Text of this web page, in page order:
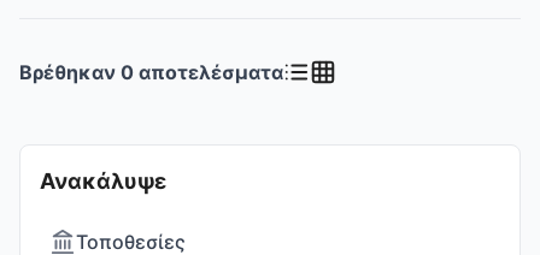
Ανακάλυψε
Τοποθεσίες
Βρέθηκαν 0 αποτελέσματα